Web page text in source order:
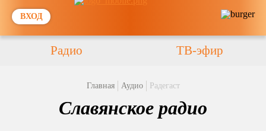
ВХОД
Радио ТВ-эфир
Главная Аудио Радегаст
Славянское радио